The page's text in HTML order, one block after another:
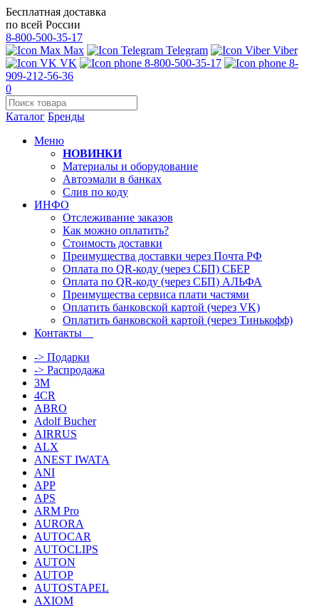
Бесплатная доставка
по всей России
8-800-500-35-17
Max
Telegram
Viber
VK
8-800-500-35-17
8-
909-212-56-36
0
Каталог Бренды
Меню
НОВИНКИ
Материалы и оборудование
Автоэмали в банках
Слив по коду
ИНФО
Отслеживание заказов
Как можно оплатить?
Стоимость доставки
Преимущества доставки через Почта РФ
Оплата по QR-коду (через СБП) СБЕР
Оплата по QR-коду (через СБП) АЛЬФА
Преимущества сервиса плати частями
Оплатить банковской картой (через VK)
Оплатить банковской картой (через Тинькофф)
Контакты
-> Подарки
-> Распродажа
3M
4CR
ABRO
Adolf Bucher
AIRRUS
ALX
ANEST IWATA
ANI
APP
APS
ARM Pro
AURORA
AUTOCAR
AUTOCLIPS
AUTON
AUTOP
AUTOSTAPEL
AXIOM